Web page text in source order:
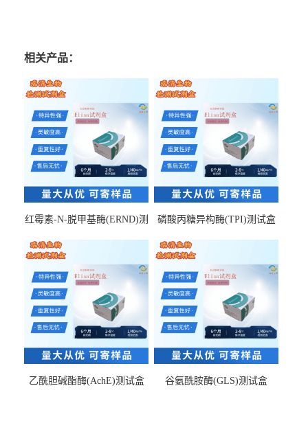
相关产品：
红霉素-N-脱甲基酶(ERND)测
磷酸丙糖异构酶(TPI)测试盒
乙酰胆碱酯酶(AchE)测试盒 谷氨酰胺酶(GLS)测试盒